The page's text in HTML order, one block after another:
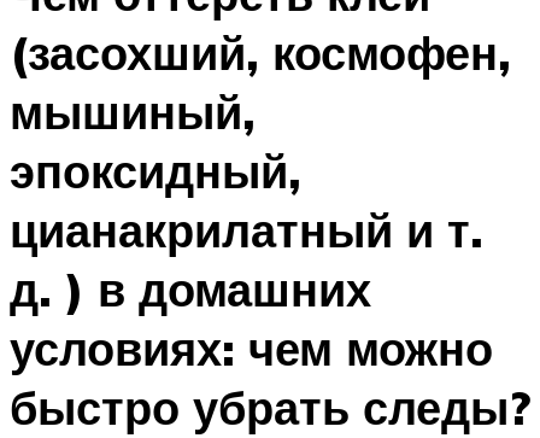
(засохший, космофен,
мышиный,
эпоксидный,
цианакрилатный и т.
д. ) в домашних
условиях: чем можно
быстро убрать следы?